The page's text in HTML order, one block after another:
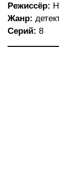
Режиссёр:
Жанр:
Серий: 8